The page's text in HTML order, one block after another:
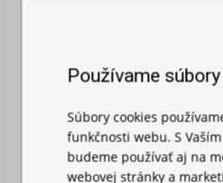
Používame
Súbory cookies
funkčnosti webu. S
budeme používať aj na
webovej stránky a